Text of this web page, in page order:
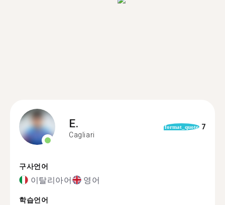
E.
Cagliari
format_quote 7
구사언어
이탈리아어 영어
학습언어